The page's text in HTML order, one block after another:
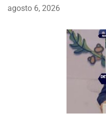
agosto 6, 2026